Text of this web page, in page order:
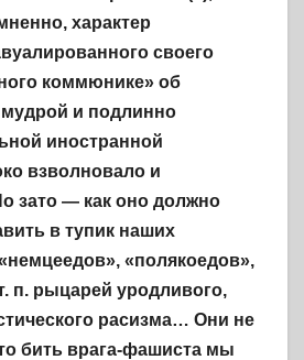
характер
своего
коммюнике» об
и подлинно
иностранной
взволновало и
зато — как оно должно
в тупик наших
«полякоедов»,
п. рыцарей уродливого,
расизма… Они не
бить врага-фашиста мы